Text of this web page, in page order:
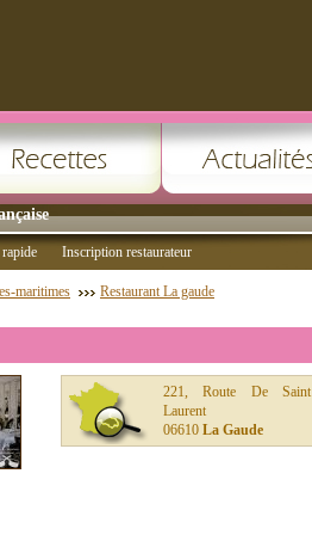
Inscription restaurateur
maritimes Restaurant La gaude
221, Route De Saint
Laurent
06610 La Gaude